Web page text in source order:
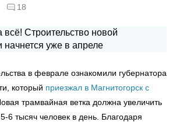
18
в феврале ознакомили губернатора
который приезжал в Магнитогорск с
трамвайная ветка должна увеличить
6 тысяч человек в день. Благодаря